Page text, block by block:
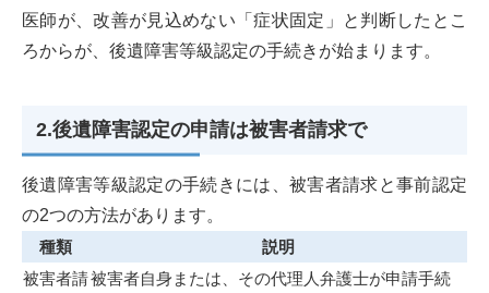
医師が、改善が見込めない「症状固定」と判断したとこ
ろからが、後遺障害等級認定の手続きが始まります。
2.後遺障害認定の申請は被害者請求で
後遺障害等級認定の手続きには、被害者請求と事前認定
の2つの方法があります。
種類
説明
被害者請被害者自身または、その代理人弁護士が申請手続